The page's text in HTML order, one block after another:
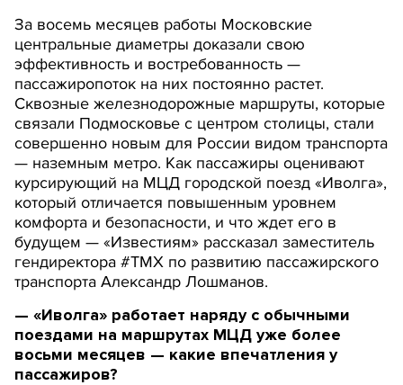
За восемь месяцев работы Московские
центральные диаметры доказали свою
эффективность и востребованность —
пассажиропоток на них постоянно растет.
Сквозные железнодорожные маршруты, которые
связали Подмосковье с центром столицы, стали
совершенно новым для России видом транспорта
— наземным метро. Как пассажиры оценивают
курсирующий на МЦД городской поезд «Иволга»,
который отличается повышенным уровнем
комфорта и безопасности, и что ждет его в
будущем — «Известиям» рассказал заместитель
гендиректора #ТМХ по развитию пассажирского
транспорта Александр Лошманов.
— «Иволга» работает наряду с обычными
поездами на маршрутах МЦД уже более
восьми месяцев — какие впечатления у
пассажиров?